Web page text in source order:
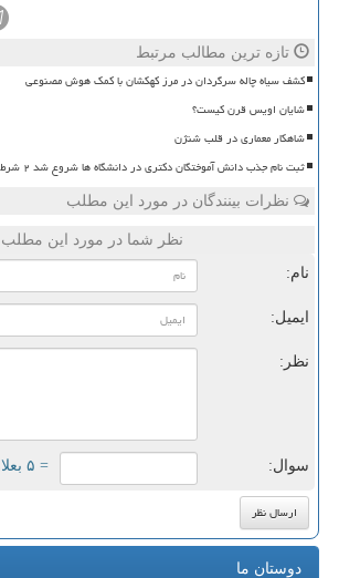
تازه ترین مطالب مرتبط
کشف سیاه چاله سرگردان در مرز کهکشان با کمک هوش مصنوعی
شایان اویس قرن کیست؟
شاهکار معماری در قلب شنژن
ثبت نام جذب دانش آموختگان دکتری در دانشگاه ها شروع شد ۲ شرط اصلی جذب
نظرات بینندگان در مورد این مطلب
نظر شما در مورد این مطلب
نام:
ایمیل:
نظر:
سوال: = ۵ بعلاوه ۴
دوستان ما